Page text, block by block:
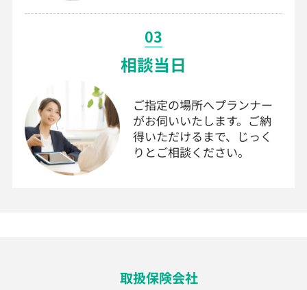
03
相談当日
ご指定の場所へプランナー
がお伺いいたします。ご納
得いただけるまで、じっく
りとご相談ください。
取扱保険会社